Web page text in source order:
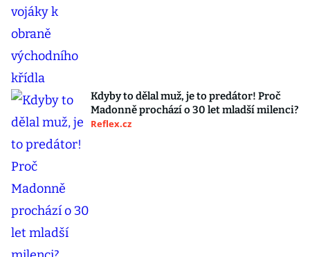
Kdyby to dělal muž, je to predátor! Proč
Madonně prochází o 30 let mladší milenci?
Reflex.cz